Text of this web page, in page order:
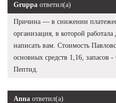
Gruppa ответил(а)
Причина — в снижении
организация, в которой
написать вам. Стоимость
основных средств 1,16, запасов
Пептид.
Anna ответил(а)